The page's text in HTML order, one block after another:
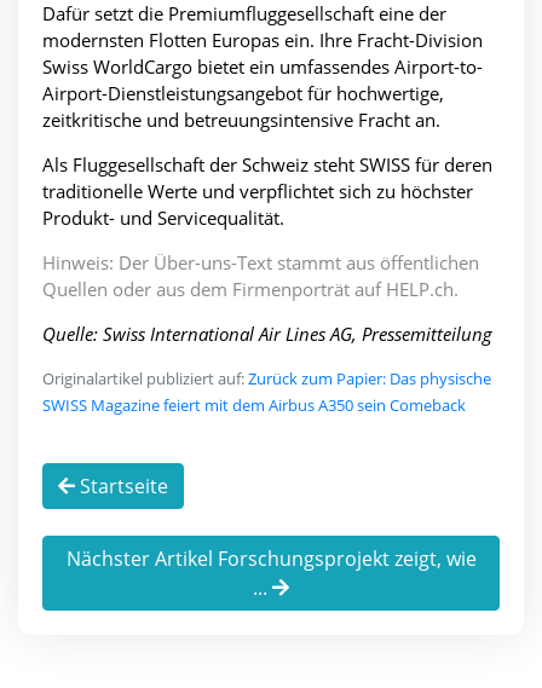
Dafür setzt die Premiumfluggesellschaft eine der
modernsten Flotten Europas ein. Ihre Fracht-Division
Swiss WorldCargo bietet ein umfassendes Airport-to-
Airport-Dienstleistungsangebot für hochwertige,
zeitkritische und betreuungsintensive Fracht an.
Als Fluggesellschaft der Schweiz steht SWISS für deren
traditionelle Werte und verpflichtet sich zu höchster
Produkt- und Servicequalität.
Hinweis: Der Über-uns-Text stammt aus öffentlichen
Quellen oder aus dem Firmenporträt auf HELP.ch.
Quelle: Swiss International Air Lines AG, Pressemitteilung
Originalartikel publiziert auf:Zurück zum Papier: Das physische
SWISS Magazine feiert mit dem Airbus A350 sein Comeback
Startseite
Nächster Artikel Forschungsprojekt zeigt, wie
...